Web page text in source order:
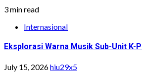
3 min read
Internasional
Eksplorasi Warna Musik Sub-Unit K-
July 15, 2026hiu29x5